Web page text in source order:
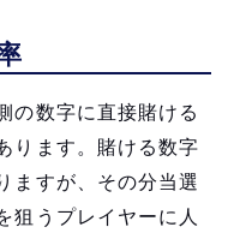
の数字に直接賭ける
ります。賭ける数字
ますが、その分当選
狙うプレイヤーに人